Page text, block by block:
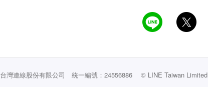
台灣連線股份有限公司 統一編號：24556886 © LINE Taiwan Limited